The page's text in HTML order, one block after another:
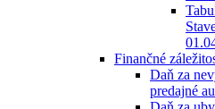
Finančné
Daň za
predajné